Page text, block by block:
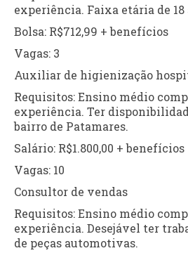
experiência. Faixa etária de 18
Bolsa: R$712,99 + benefícios
Vagas: 3
Auxiliar de higienização
Requisitos: Ensino médio
experiência. Ter
bairro de Patamares.
Salário: R$1.800,00 + benefícios
Vagas: 10
Consultor de vendas
Requisitos: Ensino médio
experiência. Desejável ter
de peças automotivas.